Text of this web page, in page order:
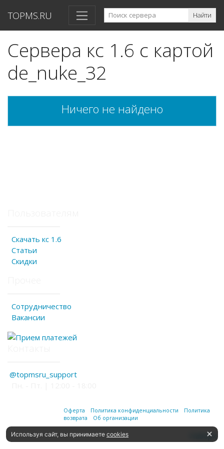
TOPMS.RU Найти
Сервера кс 1.6 с картой
de_nuke_32
Ничего не найдено
Скачать кс 1.6
Статьи
Скидки
Сотрудничество
Вакансии
@topmsru_support
Оферта Политика конфиденциальности
Политика
возврата
Об организации
Наверх
Используя сайт, вы принимаете cookies